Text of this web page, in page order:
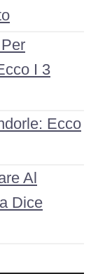
I 3
Ecco
Al
Dice